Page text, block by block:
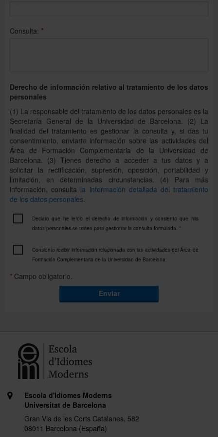
Consulta: *
Derecho de información relativo al tratamiento de los datos
personales
(1) La responsable del tratamiento de los datos personales es la
Secretaría General de la Universidad de Barcelona. (2) La
finalidad del tratamiento es gestionar la consulta y, si das tu
consentimiento, enviarte información sobre las actividades del
Área de Formación Complementaria de la Universidad de
Barcelona. (3) Tienes derecho a acceder a tus datos y a
solicitar la rectificación, supresión, oposición, portabilidad y
limitación, en determinadas circunstancias. (4) Para más
información, consulta la información detallada del tratamiento
de los datos personales.
Declaro que he leído el derecho de información y consiento que mis
datos personales se traten para gestionar la consulta formulada. *
Consiento recibir información relacionada con las actividades del Área de
Formación Complementaria de la Universidad de Barcelona.
* Campo obligatorio.
Enviar
Escola d'Idiomes Moderns
Universitat de Barcelona
Gran Via de les Corts Catalanes, 582
08011 Barcelona (España)